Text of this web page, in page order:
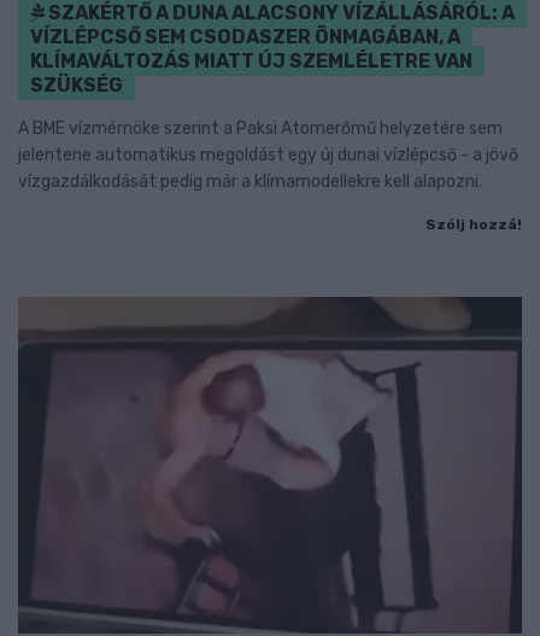
SZAKÉRTŐ A DUNA ALACSONY VÍZÁLLÁSÁRÓL: A
VÍZLÉPCSŐ SEM CSODASZER ÖNMAGÁBAN, A
KLÍMAVÁLTOZÁS MIATT ÚJ SZEMLÉLETRE VAN
SZÜKSÉG
A BME vízmérnöke szerint a Paksi Atomerőmű helyzetére sem
jelentene automatikus megoldást egy új dunai vízlépcső - a jövő
vízgazdálkodását pedig már a klímamodellekre kell alapozni.
Szólj hozzá!